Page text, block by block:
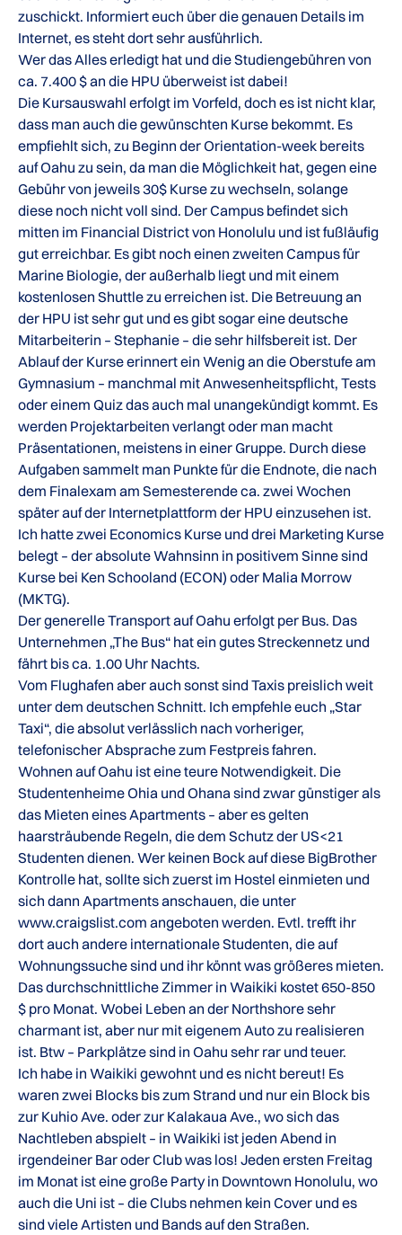
zuschickt. Informiert euch über die genauen Details im
Internet, es steht dort sehr ausführlich.
Wer das Alles erledigt hat und die Studiengebühren von
ca. 7.400 $ an die HPU überweist ist dabei!
Die Kursauswahl erfolgt im Vorfeld, doch es ist nicht klar,
dass man auch die gewünschten Kurse bekommt. Es
empfiehlt sich, zu Beginn der Orientation-week bereits
auf Oahu zu sein, da man die Möglichkeit hat, gegen eine
Gebühr von jeweils 30$ Kurse zu wechseln, solange
diese noch nicht voll sind. Der Campus befindet sich
mitten im Financial District von Honolulu und ist fußläufig
gut erreichbar. Es gibt noch einen zweiten Campus für
Marine Biologie, der außerhalb liegt und mit einem
kostenlosen Shuttle zu erreichen ist. Die Betreuung an
der HPU ist sehr gut und es gibt sogar eine deutsche
Mitarbeiterin – Stephanie – die sehr hilfsbereit ist. Der
Ablauf der Kurse erinnert ein Wenig an die Oberstufe am
Gymnasium – manchmal mit Anwesenheitspflicht, Tests
oder einem Quiz das auch mal unangekündigt kommt. Es
werden Projektarbeiten verlangt oder man macht
Präsentationen, meistens in einer Gruppe. Durch diese
Aufgaben sammelt man Punkte für die Endnote, die nach
dem Finalexam am Semesterende ca. zwei Wochen
später auf der Internetplattform der HPU einzusehen ist.
Ich hatte zwei Economics Kurse und drei Marketing Kurse
belegt – der absolute Wahnsinn in positivem Sinne sind
Kurse bei Ken Schooland (ECON) oder Malia Morrow
(MKTG).
Der generelle Transport auf Oahu erfolgt per Bus. Das
Unternehmen „The Bus“ hat ein gutes Streckennetz und
fährt bis ca. 1.00 Uhr Nachts.
Vom Flughafen aber auch sonst sind Taxis preislich weit
unter dem deutschen Schnitt. Ich empfehle euch „Star
Taxi“, die absolut verlässlich nach vorheriger,
telefonischer Absprache zum Festpreis fahren.
Wohnen auf Oahu ist eine teure Notwendigkeit. Die
Studentenheime Ohia und Ohana sind zwar günstiger als
das Mieten eines Apartments – aber es gelten
haarsträubende Regeln, die dem Schutz der US<21
Studenten dienen. Wer keinen Bock auf diese BigBrother
Kontrolle hat, sollte sich zuerst im Hostel einmieten und
sich dann Apartments anschauen, die unter
www.craigslist.com angeboten werden. Evtl. trefft ihr
dort auch andere internationale Studenten, die auf
Wohnungssuche sind und ihr könnt was größeres mieten.
Das durchschnittliche Zimmer in Waikiki kostet 650-850
$ pro Monat. Wobei Leben an der Northshore sehr
charmant ist, aber nur mit eigenem Auto zu realisieren
ist. Btw – Parkplätze sind in Oahu sehr rar und teuer.
Ich habe in Waikiki gewohnt und es nicht bereut! Es
waren zwei Blocks bis zum Strand und nur ein Block bis
zur Kuhio Ave. oder zur Kalakaua Ave., wo sich das
Nachtleben abspielt – in Waikiki ist jeden Abend in
irgendeiner Bar oder Club was los! Jeden ersten Freitag
im Monat ist eine große Party in Downtown Honolulu, wo
auch die Uni ist – die Clubs nehmen kein Cover und es
sind viele Artisten und Bands auf den Straßen.